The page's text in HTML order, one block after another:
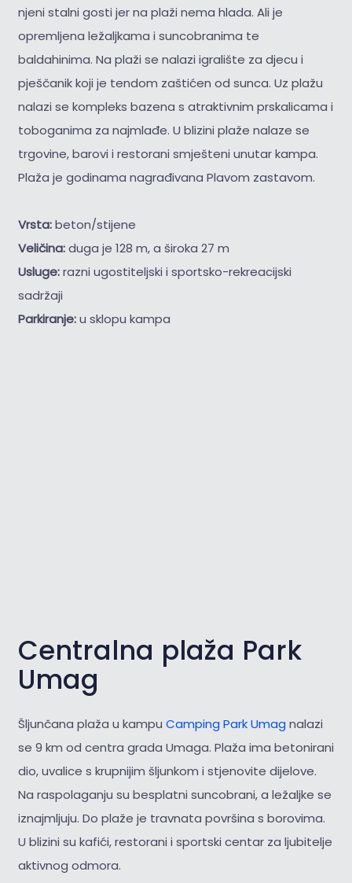
njeni stalni gosti jer na plaži nema hlada. Ali je
opremljena ležaljkama i suncobranima te
baldahinima. Na plaži se nalazi igralište za djecu i
pješčanik koji je tendom zaštićen od sunca. Uz plažu
nalazi se kompleks bazena s atraktivnim prskalicama i
toboganima za najmlađe. U blizini plaže nalaze se
trgovine, barovi i restorani smješteni unutar kampa.
Plaža je godinama nagrađivana Plavom zastavom.
Vrsta:beton/stijene
Veličina:duga je 128 m, a široka 27 m
Usluge:razni ugostiteljski i sportsko-rekreacijski
sadržaji
Parkiranje:u sklopu kampa
Centralna plaža Park
Umag
Šljunčana plaža u kampu Camping Park Umag nalazi
se 9 km od centra grada Umaga. Plaža ima betonirani
dio, uvalice s krupnijim šljunkom i stjenovite dijelove.
Na raspolaganju su besplatni suncobrani, a ležaljke se
iznajmljuju. Do plaže je travnata površina s borovima.
U blizini su kafići, restorani i sportski centar za ljubitelje
aktivnog odmora.